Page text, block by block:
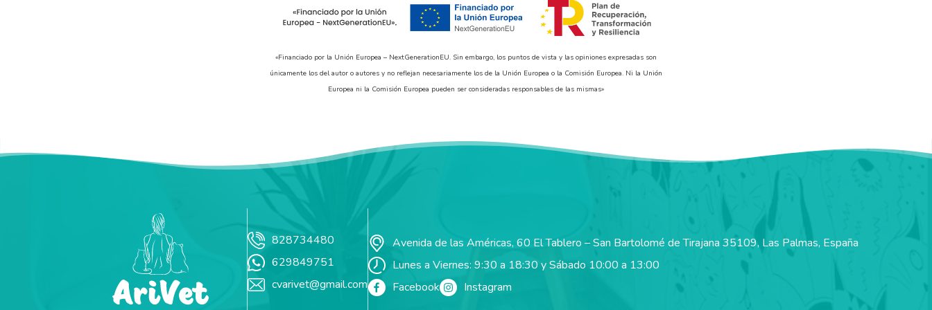
«Financiado por la Unión Europea – NextGenerationEU. Sin embargo, los puntos de vista y las opiniones expresadas son
únicamente los del autor o autores y no reflejan necesariamente los de la Unión Europea o la Comisión Europea. Ni la Unión
Europea ni la Comisión Europea pueden ser consideradas responsables de las mismas»
828734480
629849751
cvarivet@gmail.com
Avenida de las Américas, 60 El Tablero – San Bartolomé de Tirajana 35109, Las Palmas, España
Lunes a Viernes: 9:30 a 18:30 y Sábado 10:00 a 13:00
Facebook
Instagram